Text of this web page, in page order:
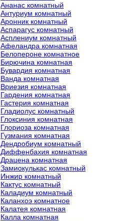
Ананас комнатный
Антуриум комнатный
Аронник комнатный
Аспарагус комнатный
Асплениум комнатный
Афеландра комнатная
Белопероне комнатное
Бирючина комнатная
Бувардия комнатная
Ванда комнатная
Вриезия комнатная
Гардения комнатная
Гастерия комнатная
Гладиолус комнатный
Глоксиния комнатная
Глориоза комнатная
Гузмания комнатная
Дендробиум комнатный
Диффенбахия комнатная
Драцена комнатная
Замиокулькас комнатный
Инжир комнатный
Кактус комнатный
Каладиум комнатный
Каланхоэ комнатное
Калатея комнатная
Калла комнатная